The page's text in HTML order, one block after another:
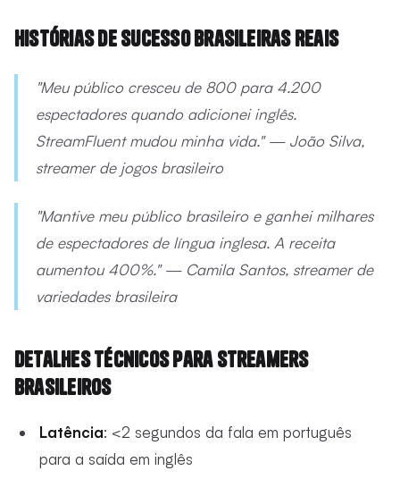
Histórias de Sucesso Brasileiras Reais
"Meu público cresceu de 800 para 4.200
espectadores quando adicionei inglês.
StreamFluent mudou minha vida." — João Silva,
streamer de jogos brasileiro
"Mantive meu público brasileiro e ganhei milhares
de espectadores de língua inglesa. A receita
aumentou 400%." — Camila Santos, streamer de
variedades brasileira
Detalhes Técnicos para Streamers
Brasileiros
Latência: <2 segundos da fala em português
para a saída em inglês